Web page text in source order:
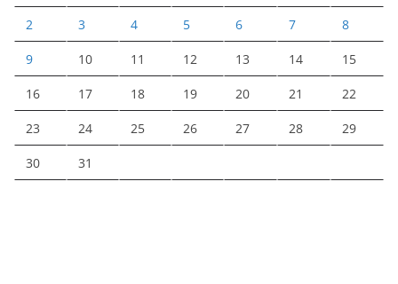
2 3 4 5 6 7 8
9 10 11 12 13 14 15
16 17 18 19 20 21 22
23 24 25 26 27 28 29
30 31